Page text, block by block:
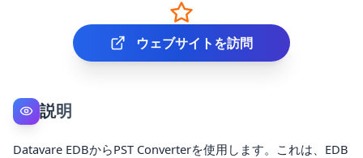
ウェブサイトを訪問
説明
Datavare EDBからPST Converterを使用します。これは、EDB